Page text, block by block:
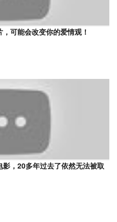
可能会改变你的爱情观！
影，20多年过去了依然无法被取